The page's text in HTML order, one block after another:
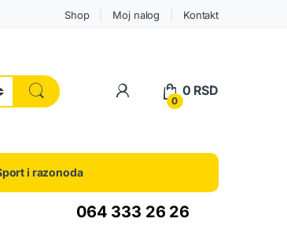
Shop Moj nalog Kontakt
0
0 RSD
i razonoda
064 333 26 26